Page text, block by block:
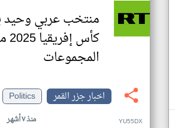
منتخب عربي وحيد
المجموعات
اخبار جزر القمر
Politics
منذ ٧ أشهر YU55DX